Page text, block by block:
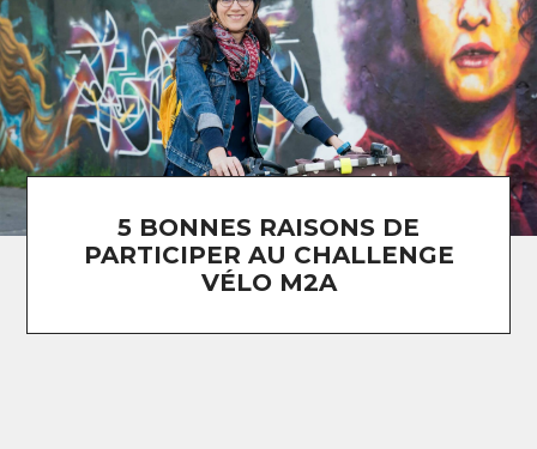
5 BONNES RAISONS DE
PARTICIPER AU CHALLENGE
VÉLO M2A